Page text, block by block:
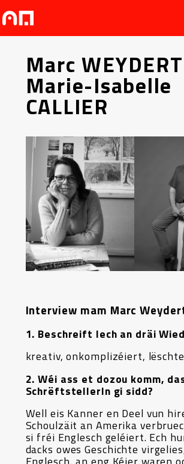
Marc
Marie-Isabelle
CALLIER
Interview mam Marc
1. Beschreift Iech an dräi
kreativ, onkomplizéiert,
2. Wéi ass et dozou komm,
SchrëftstellerIn gi sidd?
Well eis Kanner en Deel vun
Schoulzäit an Amerika
si fréi Englesch geléiert. Ech
dacks owes Geschichte